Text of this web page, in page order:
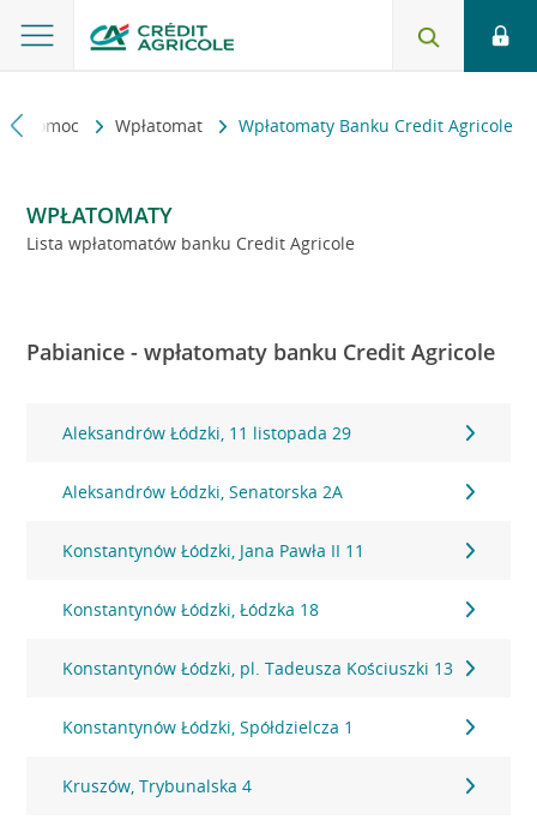
i pomoc Wpłatomat Wpłatomaty Banku Credit Agricole
WPŁATOMATY
Lista wpłatomatów banku Credit Agricole
Pabianice - wpłatomaty banku Credit Agricole
Aleksandrów Łódzki, 11 listopada 29
Aleksandrów Łódzki, Senatorska 2A
Konstantynów Łódzki, Jana Pawła II 11
Konstantynów Łódzki, Łódzka 18
Konstantynów Łódzki, pl. Tadeusza Kościuszki 13
Konstantynów Łódzki, Spółdzielcza 1
Kruszów, Trybunalska 4